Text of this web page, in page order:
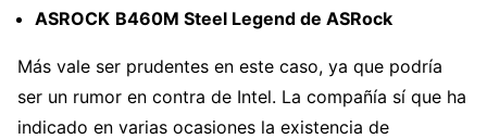
ASROCK B460M Steel Legend de ASRock
Más vale ser prudentes en este caso, ya que podría
ser un rumor en contra de Intel. La compañía sí que ha
indicado en varias ocasiones la existencia de